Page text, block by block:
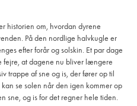
historien om, hvordan dyrene
På den nordlige halvkugle er
efter forår og solskin. Et par dage
fejre, at dagene nu bliver længere
trappe af sne og is, der fører op til
se solen når den igen kommer op
sne, og is for det regner hele tiden.